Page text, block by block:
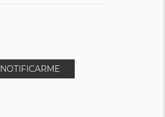
NOTIFICARME